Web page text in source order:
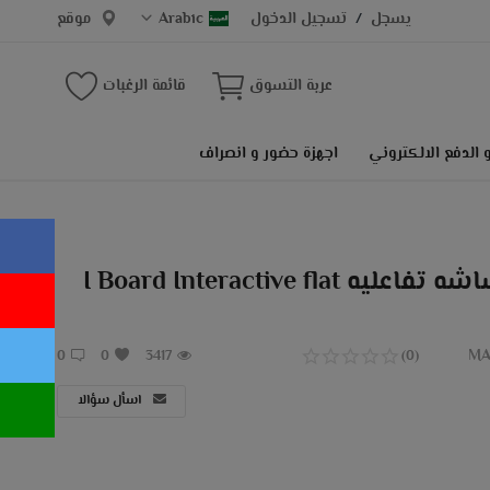
موقع Arabic تسجيل الدخول / يسجل
عربة التسوق قائمة الرغبات
الدفع الالكتروني اجهزة حضور و انصراف
I BOARD TE-LT65 شاشه تفاعليه I Board Interactive flat
0 (0)
0 3417
اسأل سؤالا